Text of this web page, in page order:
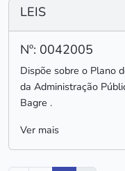
LEIS
Nº: 0042005
Dispõe sobre o Plano
da Administração
Bagre .
Ver mais